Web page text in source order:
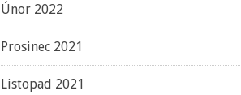
Únor 2022
Prosinec 2021
Listopad 2021